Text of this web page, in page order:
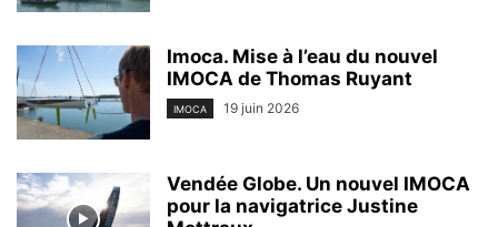
Imoca. Mise à l’eau du nouvel
IMOCA de Thomas Ruyant
IMOCA 19 juin 2026
Vendée Globe. Un nouvel IMOCA
pour la navigatrice Justine